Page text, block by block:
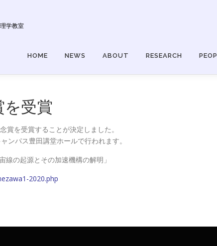
学教室
HOME NEWS ABOUT RESEARCH
を受賞
を受賞することが決定しました。
ンパス豊田講堂ホールで行われます。
線の起源とその加速機構の解明」
2020.php